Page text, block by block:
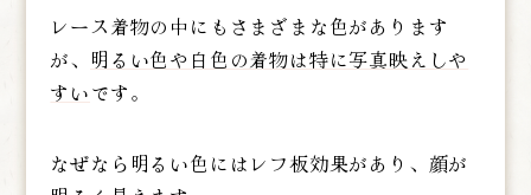
レース着物の中にもさまざまな色があります
が、 明るい色や白色の着物は特に写真映えしや
すいです。
なぜなら明るい色にはレフ板効果があり、顔が